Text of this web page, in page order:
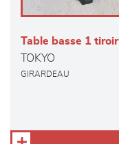
Table basse 1 tiroir
TOKYO
GIRARDEAU